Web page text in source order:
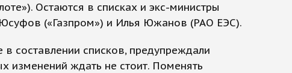
Остаются в списках и экс-министры
(«Газпром») и Илья Южанов (РАО ЕЭС).
составлении списков, предупреждали
изменений ждать не стоит. Поменять